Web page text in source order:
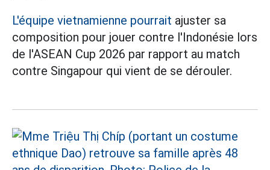
L'équipe vietnamienne pourrait ajuster sa
composition pour jouer contre l'Indonésie lors
de l'ASEAN Cup 2026 par rapport au match
contre Singapour qui vient de se dérouler.